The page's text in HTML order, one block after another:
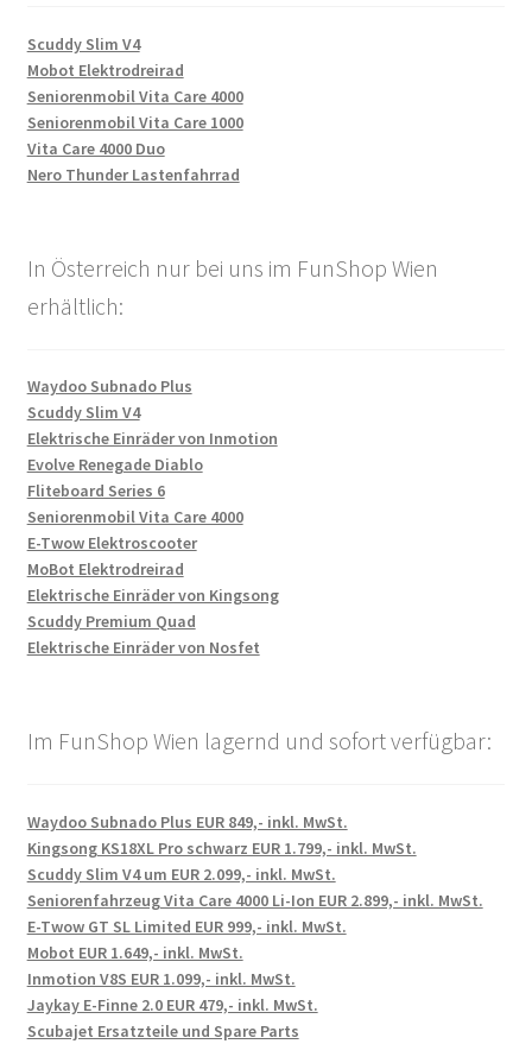
Scuddy Slim V4
Mobot Elektrodreirad
Seniorenmobil Vita Care 4000
Seniorenmobil Vita Care 1000
Vita Care 4000 Duo
Nero Thunder Lastenfahrrad
In Österreich nur bei uns im FunShop Wien
erhältlich:
Waydoo Subnado Plus
Scuddy Slim V4
Elektrische Einräder von Inmotion
Evolve Renegade Diablo
Fliteboard Series 6
Seniorenmobil Vita Care 4000
E-Twow Elektroscooter
MoBot Elektrodreirad
Elektrische Einräder von Kingsong
Scuddy Premium Quad
Elektrische Einräder von Nosfet
Im FunShop Wien lagernd und sofort verfügbar:
Waydoo Subnado Plus EUR 849,- inkl. MwSt.
Kingsong KS18XL Pro schwarz EUR 1.799,- inkl. MwSt.
Scuddy Slim V4 um EUR 2.099,- inkl. MwSt.
Seniorenfahrzeug Vita Care 4000 Li-Ion EUR 2.899,- inkl. MwSt.
E-Twow GT SL Limited EUR 999,- inkl. MwSt.
Mobot EUR 1.649,- inkl. MwSt.
Inmotion V8S EUR 1.099,- inkl. MwSt.
Jaykay E-Finne 2.0 EUR 479,- inkl. MwSt.
Scubajet Ersatzteile und Spare Parts